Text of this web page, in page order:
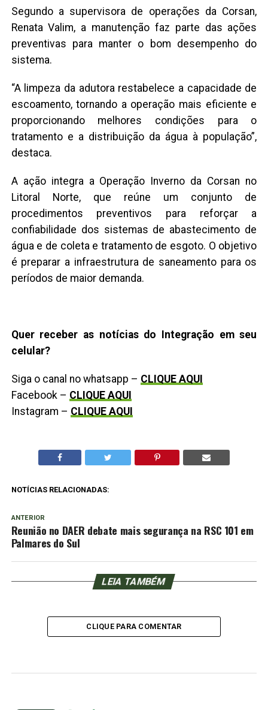
Segundo a supervisora de operações da Corsan,
Renata Valim, a manutenção faz parte das ações
preventivas para manter o bom desempenho do
sistema.
“A limpeza da adutora restabelece a capacidade de
escoamento, tornando a operação mais eficiente e
proporcionando melhores condições para o
tratamento e a distribuição da água à população”,
destaca.
A ação integra a Operação Inverno da Corsan no
Litoral Norte, que reúne um conjunto de
procedimentos preventivos para reforçar a
confiabilidade dos sistemas de abastecimento de
água e de coleta e tratamento de esgoto. O objetivo
é preparar a infraestrutura de saneamento para os
períodos de maior demanda.
Quer receber as notícias do Integração em seu
celular?
Siga o canal no whatsapp – CLIQUE AQUI
Facebook – CLIQUE AQUI
Instagram – CLIQUE AQUI
NOTÍCIAS RELACIONADAS:
ANTERIOR
Reunião no DAER debate mais segurança na RSC 101 em
Palmares do Sul
LEIA TAMBÉM
CLIQUE PARA COMENTAR